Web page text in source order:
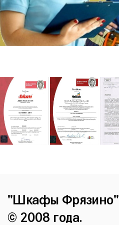
"Шкафы Фрязино"
© 2008 года.